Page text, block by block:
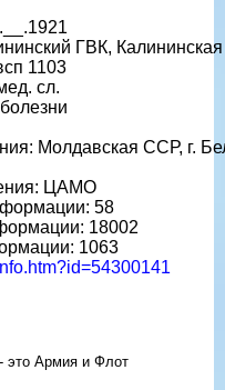
ГВК, Калининская
1103
сл.
Молдавская ССР, г.
ЦАМО
58
18002
1063
это Армия и Флот